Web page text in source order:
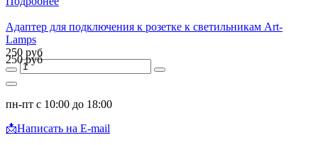
Адаптер для подключения к розетке к светильникам Art-
Lamps
250 руб
250 руб
пн-пт с 10:00 до 18:00
📩Написать на E-mail